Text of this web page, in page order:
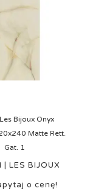
Bijoux Onyx
Matte Rett.
Gat. 1
| LES BIJOUX
o cenę!